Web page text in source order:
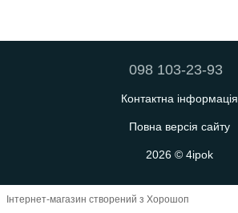
098 103-23-93
Контактна інформація
Повна версія сайту
2026 © 4ipok
Інтернет-магазин створений з Хорошоп